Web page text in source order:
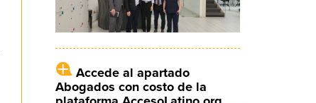
Accede al apartado
Abogados con costo de la